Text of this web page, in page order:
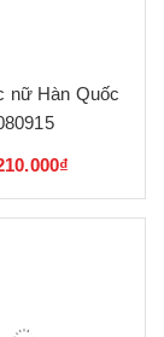
nữ Hàn Quốc